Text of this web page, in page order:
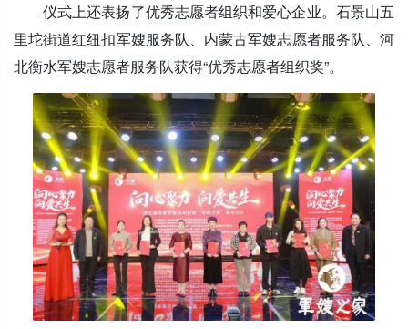
仪式上还表扬了优秀志愿者组织和爱心企业。石景山五
里坨街道红纽扣军嫂服务队、内蒙古军嫂志愿者服务队、河
北衡水军嫂志愿者服务队获得“优秀志愿者组织奖”。